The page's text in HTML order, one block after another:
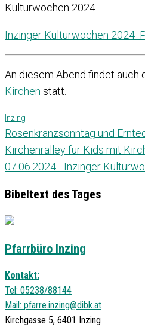
Kulturwochen 2024.
Inzinger Kulturwochen
An diesem Abend findet auch
Kirchen statt.
Inzing
Rosenkranzsonntag und
Kirchenralley für Kids mit
07.06.2024 - Inzinger
Bibeltext des Tages
Pfarrbüro Inzing
Kontakt:
Tel: 05238/88144
Mail: pfarre.inzing@dibk.at
Kirchgasse 5, 6401 Inzing